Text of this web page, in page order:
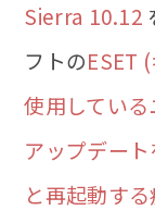
Sierra 10.12
フトのESET
使用してい
アップデー
と再起動す